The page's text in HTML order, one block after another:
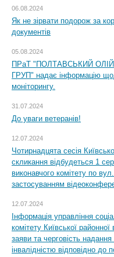
06.08.2024
Як не зірвати подорож за
документів
05.08.2024
ПРаТ "ПОЛТАВСЬКИЙ
ГРУП" надає інформацію
моніторингу.
31.07.2024
До уваги ветеранів!
12.07.2024
Чотирнадцята сесія
скликання відбудеться 1
виконавчого комітету по
застосуванням
12.07.2024
Інформація управління
комітету Київської
заяви та черговість надання
інвалідністю відповідно